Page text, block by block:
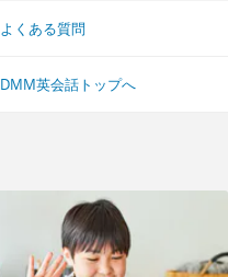
よくある質問
DMM英会話トップへ